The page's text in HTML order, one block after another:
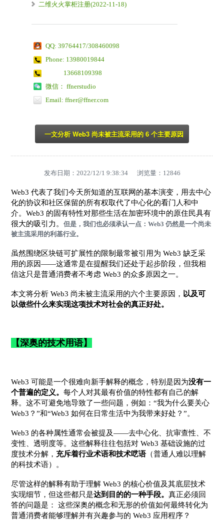
二维火火掌柜注册(2022-11-18)
QQ: 39764417/308460098
Phone: 13980019844
13668109398
微信： ffnerstudio
Email: ffner@ffner.com
一文分析 Web3 尚未被主流采用的 6 个主要原因
发布日期：2022/12/1 9:38:34 浏览量： 12846
Web3 代表了我们今天所知道的互联网的基本演变，用去中心
化的协议和社区保留的所有权取代了中心化的看门人和中
介。Web3 的固有特性对那些生活在加密环境中的原住民具有
很大的吸引力。但是，我们也必须承认一点：Web3 仍然是一个尚未
被主流采用的利基行业。
虽然围绕区块链可扩展性的限制最常被引用为 Web3 缺乏采
用的原因——这通常是在提醒我们还处于起步阶段，但我相
信这只是普通消费者不考虑 Web3 的众多原因之一。
本文将分析 Web3 尚未被主流采用的六个主要原因， 以及可
以做些什么来实现这项技术对社会的真正好处。
【深奥的技术用语】
Web3 可能是一个很难向新手解释的概念，特别是因为没有一
个普遍的定义。每个人对其最有价值的特性都有自己的解
释。这不可避免地导致了一些问题，例如：“我为什么要关心
Web3？”和“Web3 如何在日常生活中为我带来好处？”。
Web3 的各种属性通常会被提及——去中心化、抗审查性、不
变性、透明度等。这些解释往往包括对 Web3 基础设施的过
度技术分解， 充斥着行业术语和技术呓语 （普通人难以理解
的科技术语）。
尽管这样的解释有助于理解 Web3 的核心价值及其底层技术
实现细节，但这些都只是达到目的的一种手段。真正必须回
答的问题是： 这些深奥的概念和无形的价值如何最终转化为
普通消费者能够理解并有兴趣参与的 Web3 应用程序？